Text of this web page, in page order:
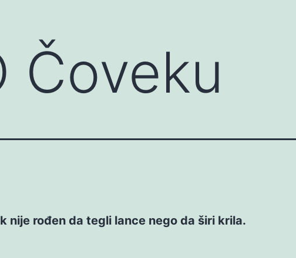
Čoveku
nije rođen da tegli lance nego da širi krila.